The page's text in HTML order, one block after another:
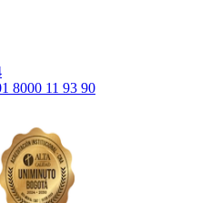
8000 11 93 90